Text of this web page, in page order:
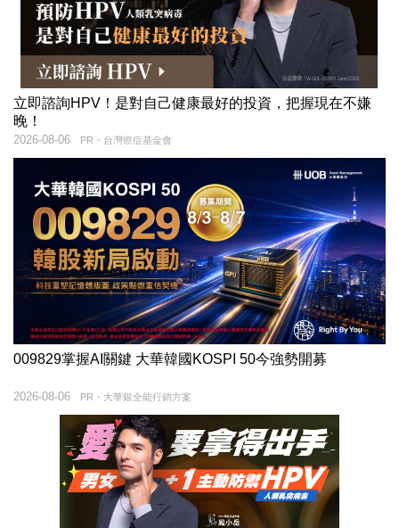
立即諮詢HPV！是對自己健康最好的投資，把握現在不嫌
晚！
PR・台灣癌症基金會
2026-08-06
009829掌握AI關鍵 大華韓國KOSPI 50今強勢開募
PR・大華銀全能行銷方案
2026-08-06